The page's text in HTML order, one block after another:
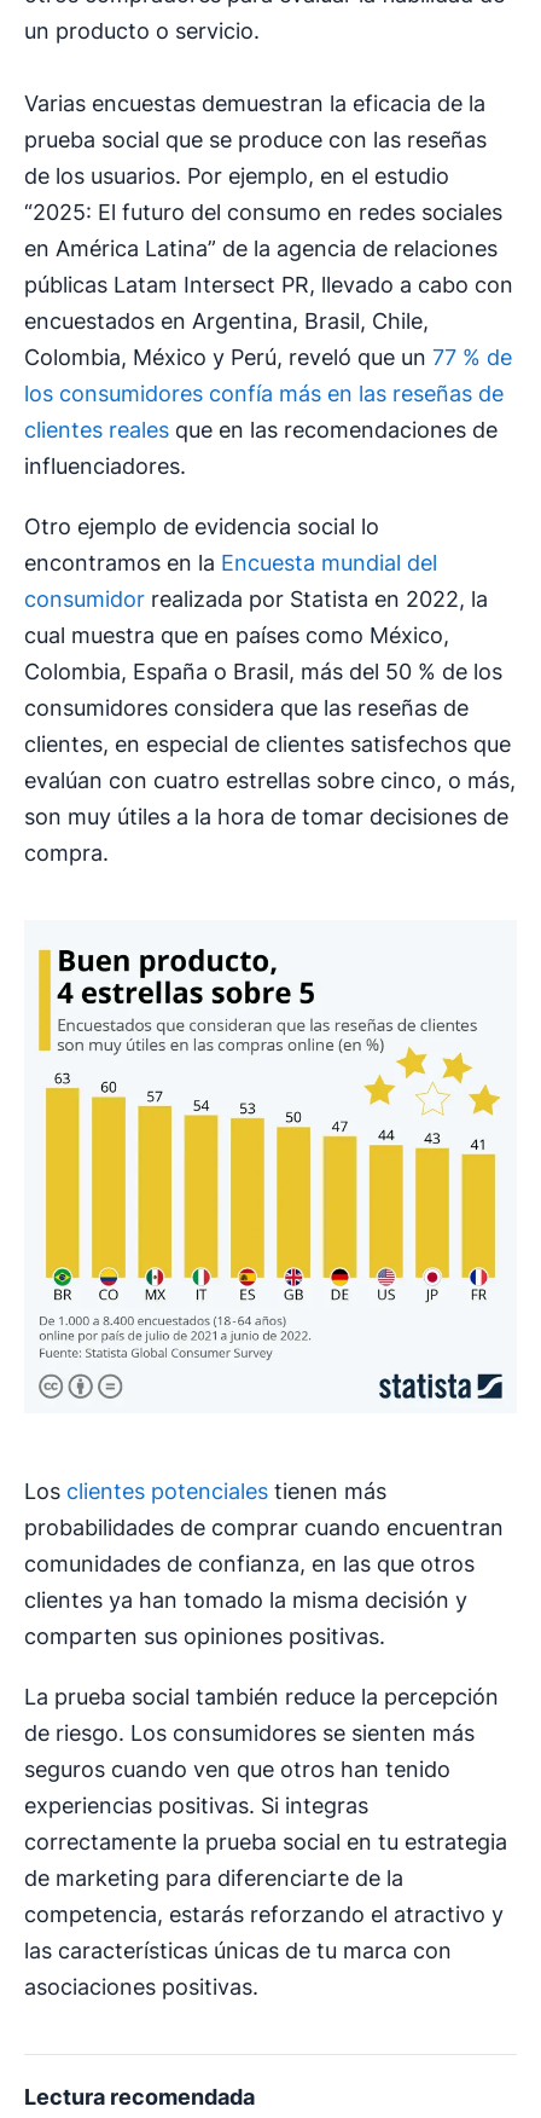
un producto o servicio.
Varias encuestas demuestran la eficacia de la
prueba social que se produce con las reseñas
de los usuarios. Por ejemplo, en el estudio
“2025: El futuro del consumo en redes sociales
en América Latina” de la agencia de relaciones
públicas Latam Intersect PR, llevado a cabo con
encuestados en Argentina, Brasil, Chile,
Colombia, México y Perú, reveló que un 77 % de
los consumidores confía más en las reseñas de
clientes reales que en las recomendaciones de
influenciadores.
Otro ejemplo de evidencia social lo
encontramos en la Encuesta mundial del
consumidor realizada por Statista en 2022, la
cual muestra que en países como México,
Colombia, España o Brasil, más del 50 % de los
consumidores considera que las reseñas de
clientes, en especial de clientes satisfechos que
evalúan con cuatro estrellas sobre cinco, o más,
son muy útiles a la hora de tomar decisiones de
compra.
Los clientes potenciales tienen más
probabilidades de comprar cuando encuentran
comunidades de confianza, en las que otros
clientes ya han tomado la misma decisión y
comparten sus opiniones positivas.
La prueba social también reduce la percepción
de riesgo. Los consumidores se sienten más
seguros cuando ven que otros han tenido
experiencias positivas. Si integras
correctamente la prueba social en tu estrategia
de marketing para diferenciarte de la
competencia, estarás reforzando el atractivo y
las características únicas de tu marca con
asociaciones positivas.
Lectura recomendada